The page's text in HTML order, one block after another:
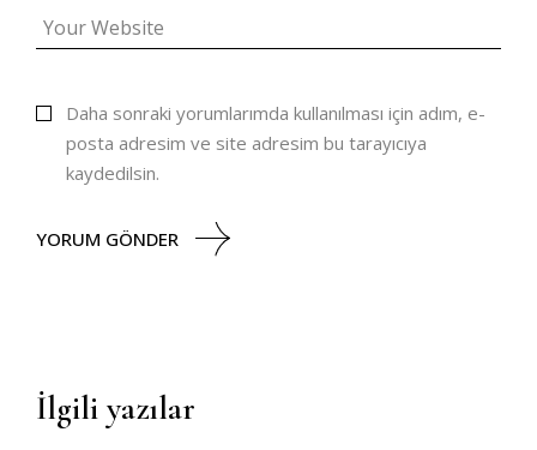
Daha sonraki yorumlarımda kullanılması için adım, e-
posta adresim ve site adresim bu tarayıcıya
kaydedilsin.
YORUM GÖNDER